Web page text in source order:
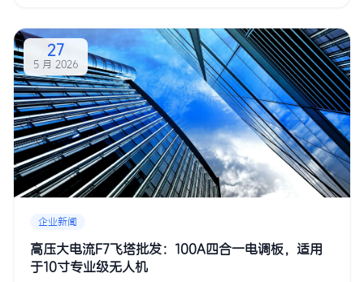
27
5 月 2026
企业新闻
高压大电流F7飞塔批发：100A四合一电调板，适用
于10寸专业级无人机